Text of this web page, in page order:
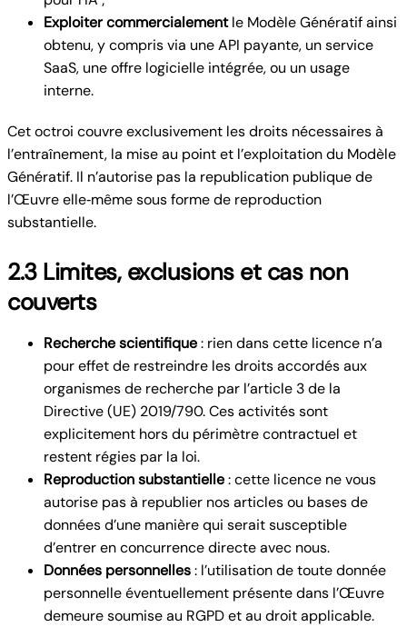
Exploiter commercialementle Modèle Génératif ainsi
obtenu, y compris via une API payante, un service
SaaS, une offre logicielle intégrée, ou un usage
interne.
Cet octroi couvre exclusivement les droits nécessaires à
l’entraînement, la mise au point et l’exploitation du Modèle
Génératif. Il n’autorise pas la republication publique de
l’Œuvre elle‑même sous forme de reproduction
substantielle.
2.3 Limites, exclusions et cas non
couverts
Recherche scientifique: rien dans cette licence n’a
pour effet de restreindre les droits accordés aux
organismes de recherche par l’article 3 de la
Directive (UE) 2019/790. Ces activités sont
explicitement hors du périmètre contractuel et
restent régies par la loi.
Reproduction substantielle: cette licence ne vous
autorise pas à republier nos articles ou bases de
données d’une manière qui serait susceptible
d’entrer en concurrence directe avec nous.
Données personnelles: l’utilisation de toute donnée
personnelle éventuellement présente dans l’Œuvre
demeure soumise au RGPD et au droit applicable.